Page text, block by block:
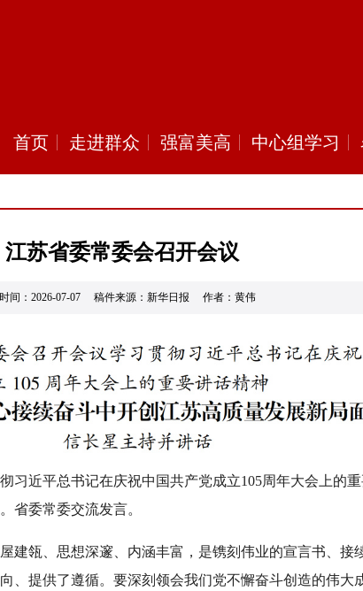
首页 走进群众 强富美高 中心组学习
江苏省委常委会召开会议
间：2026-07-07 稿件来源：新华日报 作者：黄伟
习近平总书记在庆祝中国共产党成立105周年大会上的
省委常委交流发言。
建瓴、思想深邃、内涵丰富，是镌刻伟业的宣言书、接
、提供了遵循。要深刻领会我们党不懈奋斗创造的伟大